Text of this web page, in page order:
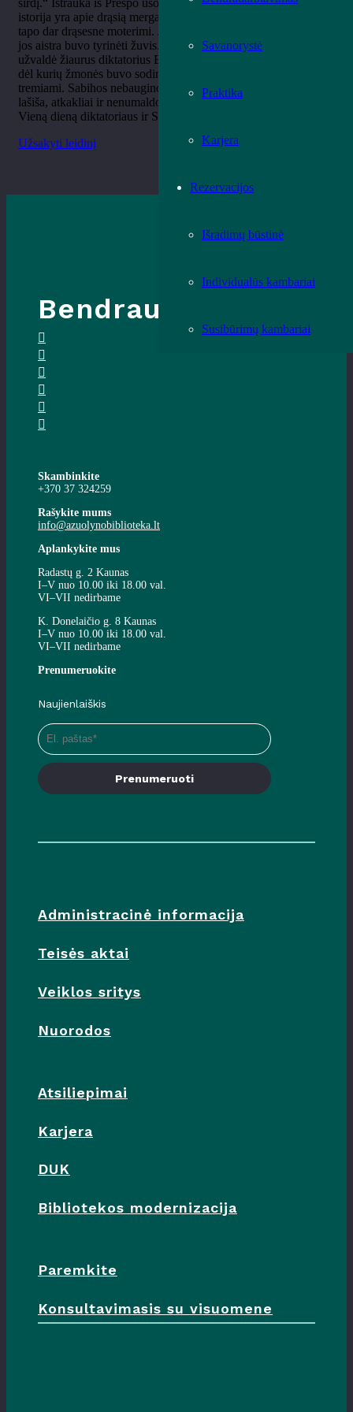
Savanorystė
Praktika
Karjera
Rezervacijos
Išradimų būstinė
Individualūs kambariai
Susibūrimų kambariai
istorija yra apie drąsią mergaitę Sabihą Kasimati, kuri išaugusi
tapo dar drąsesne moterimi. Ji gyveno Albanijoje, o didžiausia
jos aistra buvo tyrinėti žuvis. Tačiau atėjo laikas, kai šalį
užvaldė žiaurus diktatorius Enveris Hodža. Jis ėmėsi pertvarkų,
dėl kurių žmonės buvo sodinami į kalėjimus, žudomi ir
tremiami. Sabihos nebaugino jokie sunkumai, ji tarsi laukinė
lašiša, atkakliai ir nenumaldomai, judėjo savojo tikslo link.
Vieną dieną diktatoriaus ir Sabihos keliai susidūrė…
Užsakyti leidinį
Bendraukime
Skambinkite
+370 37 324259
Rašykite mums
info@azuolynobiblioteka.lt
Aplankykite mus
Radastų g. 2 Kaunas
I–V nuo 10.00 iki 18.00 val.
VI–VII nedirbame
K. Donelaičio g. 8 Kaunas
I–V nuo 10.00 iki 18.00 val.
VI–VII nedirbame
Prenumeruokite
Naujienlaiškis
Prenumeruoti
Administracinė informacija
Teisės aktai
Veiklos sritys
Nuorodos
Atsiliepimai
Karjera
DUK
Bibliotekos modernizacija
Paremkite
Konsultavimasis su visuomene